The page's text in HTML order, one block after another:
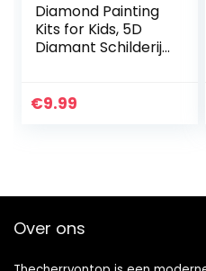
Diamond Painting
Kits for Kids, 5D
Diamant Schilderij
Rhinestone
€9.99
Over ons